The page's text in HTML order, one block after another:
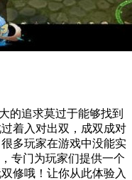
追求莫过于能够找到
着入对出双，成双成对
多玩家在游戏中没能实
专门为玩家们提供一个
修哦！让你从此体验入